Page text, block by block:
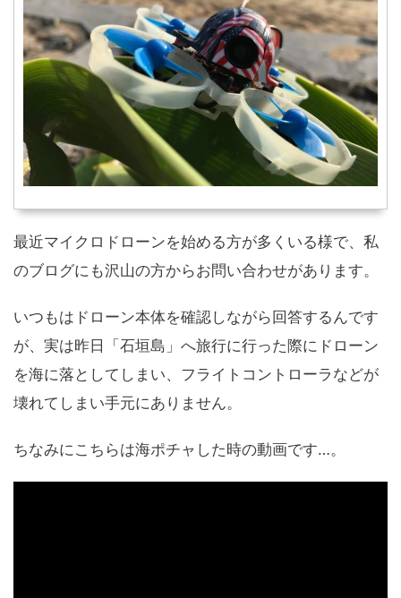
最近マイクロドローンを始める方が多くいる様で、私
のブログにも沢山の方からお問い合わせがあります。
いつもはドローン本体を確認しながら回答するんです
が、実は昨日「石垣島」へ旅行に行った際にドローン
を海に落としてしまい、フライトコントローラなどが
壊れてしまい手元にありません。
ちなみにこちらは海ポチャした時の動画です…。